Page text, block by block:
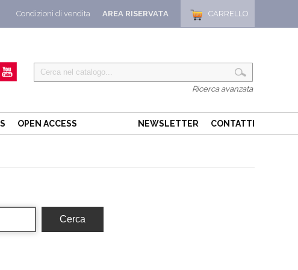
CARRELLO
AREA RISERVATA
Condizioni di vendita
Ricerca avanzata
OPEN ACCESS NEWSLETTER CONTATTI